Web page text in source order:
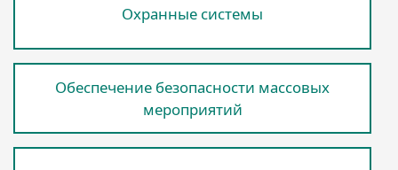
Охранные системы
Обеспечение безопасности массовых
мероприятий